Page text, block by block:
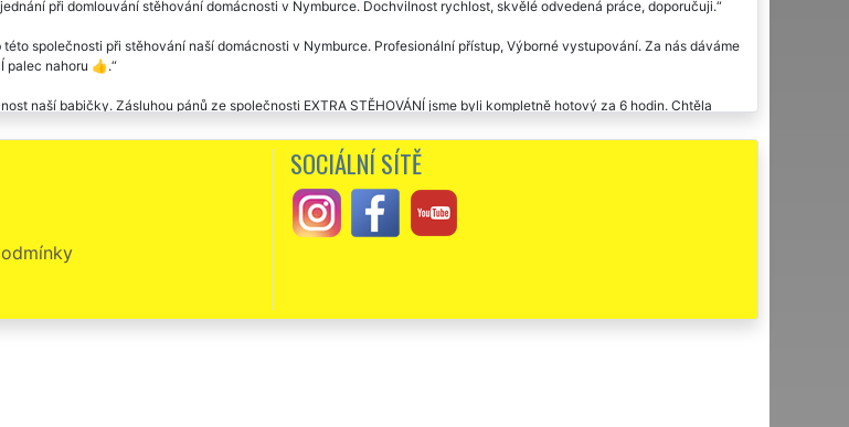
při domlouvání stěhování domácnosti v Nymburce. Dochvilnost rychlost, skvělé odvedená práce, doporučuji.
společnosti při stěhování naší domácnosti v Nymburce. Profesionální přístup, Výborné vystupování. Za nás dáváme
palec nahoru 👍.
naší babičky. Zásluhou pánů ze společnosti EXTRA STĚHOVÁNÍ jsme byli kompletně hotový za 6 hodin. Chtěla
SOCIÁLNÍ SÍTĚ